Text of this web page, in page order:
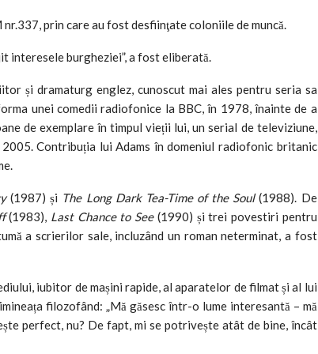
nr.337, prin care au fost desfiinţate coloniile de muncă.
interesele burgheziei”, a fost eliberată.
și dramaturg englez, cunoscut mai ales pentru seria sa
unei comedii radiofonice la BBC, în 1978, înainte de a
de exemplare în timpul vieții lui, un serial de televiziune,
Contribuția lui Adams în domeniul radiofonic britanic
(1987) și The Long Dark Tea-Time of the Soul(1988). De
(1983), Last Chance to See(1990) și trei povestiri pentru
a scrierilor sale, incluzând un roman neterminat, a fost
iubitor de mașini rapide, al aparatelor de filmat și al lui
filozofând: „Mă găsesc într-o lume interesantă – mă
perfect, nu? De fapt, mi se potrivește atât de bine, încât